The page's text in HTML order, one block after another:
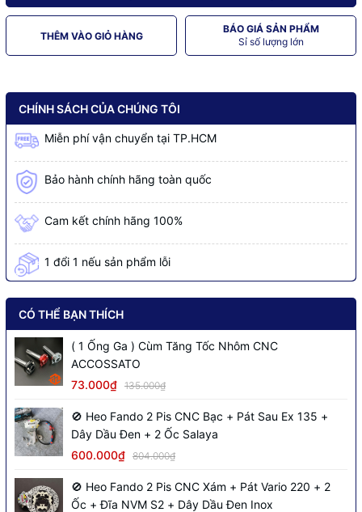
THÊM VÀO GIỎ HÀNG
BÁO GIÁ SẢN PHẨM
Sỉ số lượng lớn
CHÍNH SÁCH CỦA CHÚNG TÔI
Miễn phí vận chuyển tại TP.HCM
Bảo hành chính hãng toàn quốc
Cam kết chính hãng 100%
1 đổi 1 nếu sản phẩm lỗi
CÓ THỂ BẠN THÍCH
( 1 Ống Ga ) Cùm Tăng Tốc Nhôm CNC
ACCOSSATO
73.000₫ 135.000₫
🚫 Heo Fando 2 Pis CNC Bạc + Pát Sau Ex 135 +
Dây Dầu Đen + 2 Ốc Salaya
600.000₫ 804.000₫
🚫 Heo Fando 2 Pis CNC Xám + Pát Vario 220 + 2
Ốc + Đĩa NVM S2 + Dây Dầu Đen Inox